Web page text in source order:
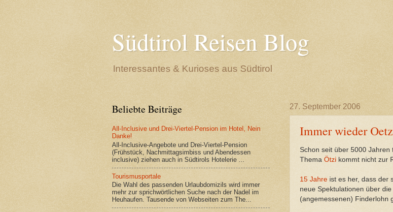
Südtirol Reisen Blog
Interessantes & Kurioses aus Südtirol
27. September 2006
Immer wieder
Schon seit über 5000
Thema Ötzi kommt nicht zur
15 Jahre ist es her, dass der
neue Spektulationen über die
(angemessenen) Finderlohn
Beliebte Beiträge
All-Inclusive und Drei-Viertel-Pension im Hotel, Nein
Danke!
All-Inclusive-Angebote und Drei-Viertel-Pension
(Frühstück, Nachmittagsimbiss und Abendessen
inclusive) ziehen auch in Südtirols Hotelerie ...
Tourismusportale
Die Wahl des passenden Urlaubdomizils wird immer
mehr zur sprichwörtlichen Suche nach der Nadel im
Heuhaufen. Tausende von Webseiten zum The...